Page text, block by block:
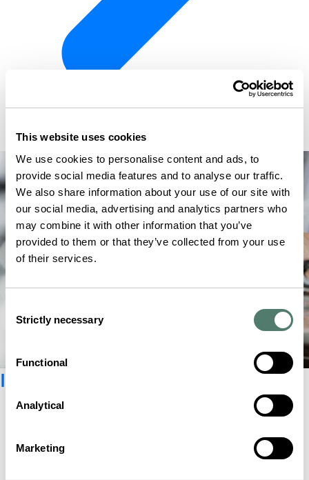
This website uses cookies
We use cookies to personalise content and ads, to
provide social media features and to analyse our traffic.
We also share information about your use of our site with
our social media, advertising and analytics partners who
may combine it with other information that you’ve
provided to them or that they’ve collected from your use
of their services.
Selection
Strictly necessary
Functional
Analytical
Marketing
Iscriviti alla newsletter